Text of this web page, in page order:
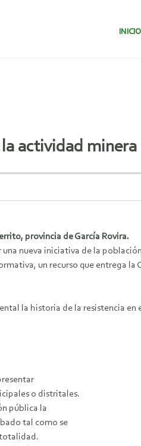
INICIO
actividad minera
provincia de García Rovira.
nueva iniciativa de la
un recurso que entrega
la historia de la resistencia
o distritales.
pública la
tal como se
totalidad.